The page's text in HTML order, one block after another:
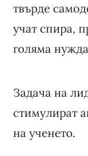
твърде
учат спира,
голяма
Задача на
стимулират
на ученето.